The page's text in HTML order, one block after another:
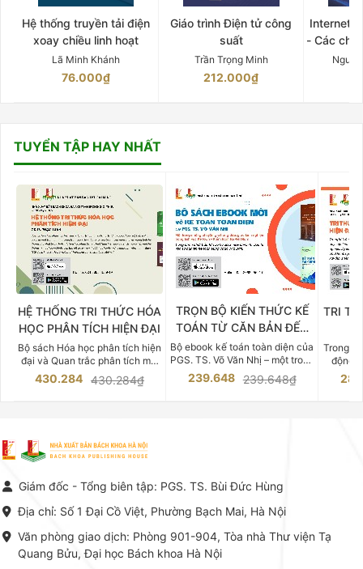
Hệ thống truyền tải điện
xoay chiều linh hoạt
Lã Minh Khánh
76.000₫
Giáo trình Điện tử công
suất
Trần Trọng Minh
212.000₫
Internet
- Các
TUYỂN TẬP HAY NHẤT
HỆ THỐNG TRI THỨC HÓA
HỌC PHÂN TÍCH HIỆN ĐẠI
Bộ sách Hóa học phân tích hiện
đại và Quan trắc phân tích môi
trường của Cố Giáo sư, Tiến sĩ
Phạm Luận là một trong những
vực Hóa học phân tích tại Việt
Nam hiện nay. Bộ sách mang
đến một hệ thống tri thức hoàn
thuật thực hành -> Ứng dụng
khoa Hà Nội ấn hành cả hai
430.284 430.284₫
TRỌN BỘ KIẾN THỨC KẾ
TOÁN TỪ CĂN BẢN ĐẾN
CHUYÊN SÂU
Bộ ebook kế toán toàn diện của
PGS. TS. Võ Văn Nhị – một trong
những chuyên gia hàng đầu,
giàu kinh nghiệm trong lĩnh vực
239.648 239.648₫
TRI
Trong
động
việc
tế và
lý. Các
Giám đốc - Tổng biên tập: PGS. TS. Bùi Đức Hùng
Địa chỉ: Số 1 Đại Cồ Việt, Phường Bạch Mai, Hà Nội
Văn phòng giao dịch: Phòng 901-904, Tòa nhà Thư viện Tạ
Quang Bửu, Đại học Bách khoa Hà Nội